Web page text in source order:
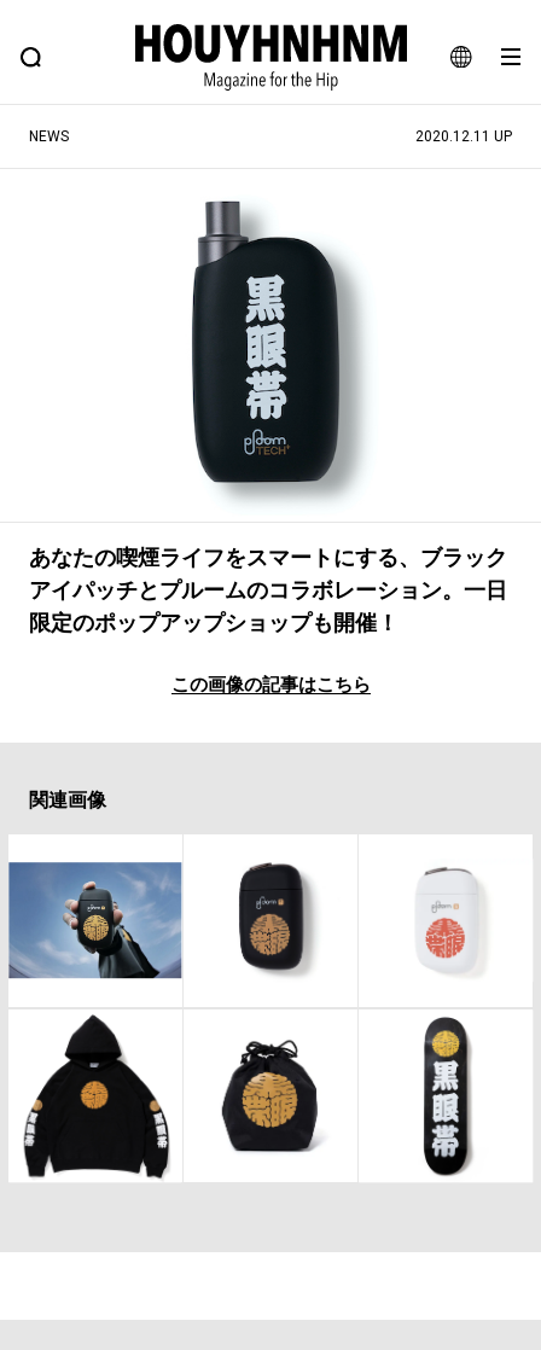
JA
EN
FEATURE BLOG SNAP
ヒップなファッション、カルチャー、ライフスタイルWEBマガジン
#SHOPPING ADDICT #憧れの逸品
#ESSENTIAL DESIGNS #古着サミット
#マイナーグッド図鑑
#路地裏てぃーん。 #MONTHLY JOURNAL
#フイナムのYouTube
#FOCUS IT #AH.H
#FASHION #MUSIC
#SPORTS #HANDSOME HANDBOOK
NEWS 2020.12.11 UP
あなたの喫煙ライフをスマートにする、ブラック
アイパッチとプルームのコラボレーション。一日
限定のポップアップショップも開催！
この画像の記事はこちら
関連画像